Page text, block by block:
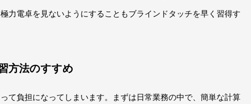
力電卓を見ないようにすることもブラインドタッチを早く習得す
方法のすすめ
て負担になってしまいます。まずは日常業務の中で、簡単な計算